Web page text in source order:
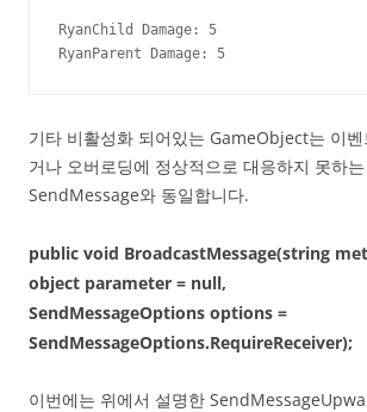
RyanChild Damage: 5
RyanParent Damage: 5
기타 비활성화 되어있는 GameObject는 이
거나 오버로딩에 정상적으로 대응하지 못하
SendMessage와 동일합니다.
public void BroadcastMessage(string
object parameter = null,
SendMessageOptions options =
SendMessageOptions.RequireReceiver);
이번에는 위에서 설명한